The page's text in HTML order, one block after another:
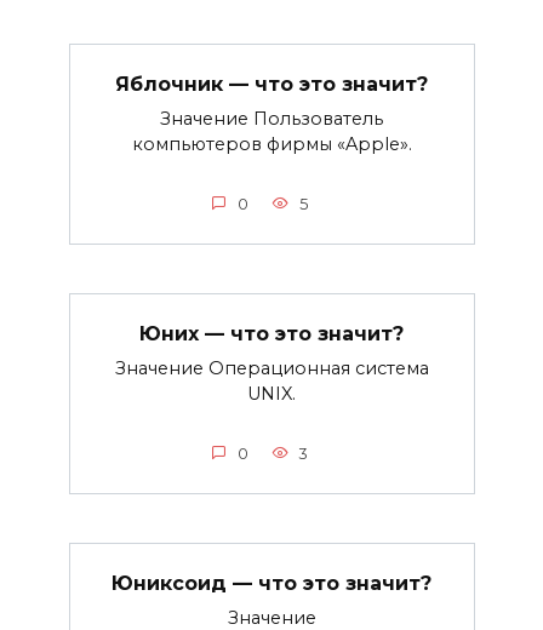
Яблочник — что это значит?
Значение Пользователь
компьютеров фирмы «Apple».
0 5
Юних — что это значит?
Значение Операционная система
UNIX.
0 3
Юниксоид — что это значит?
Значение